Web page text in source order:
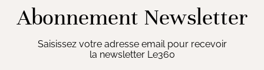
Abonnement Newsletter
Saisissez votre adresse email pour recevoir
la newsletter Le360